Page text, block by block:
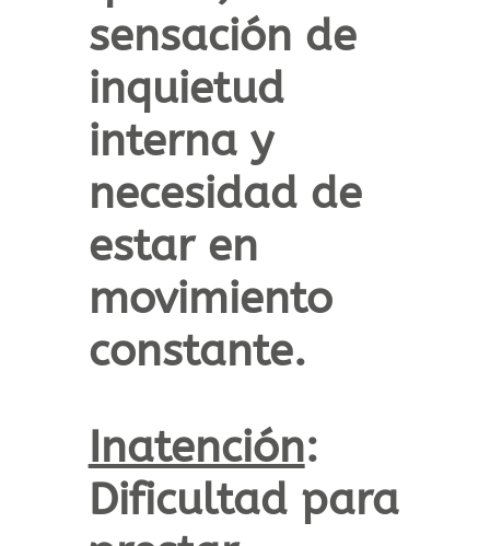
sensación de
inquietud
interna y
necesidad de
estar en
movimiento
constante.
Inatención:
Dificultad para